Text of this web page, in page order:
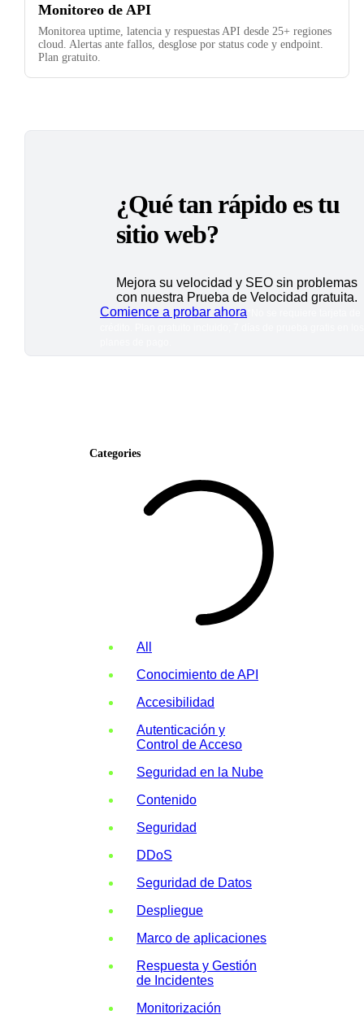
Monitoreo de API
Monitorea uptime, latencia y respuestas API desde 25+ regiones
cloud. Alertas ante fallos, desglose por status code y endpoint.
Plan gratuito.
¿Qué tan rápido es tu
sitio web?
Mejora su velocidad y SEO sin problemas
con nuestra Prueba de Velocidad gratuita.
Comience a probar ahora
Categories
All
Conocimiento de API
Accesibilidad
Autenticación y
Control de Acceso
Seguridad en la Nube
Contenido
Seguridad
DDoS
Seguridad de Datos
Despliegue
Marco de aplicaciones
Respuesta y Gestión
de Incidentes
Monitorización